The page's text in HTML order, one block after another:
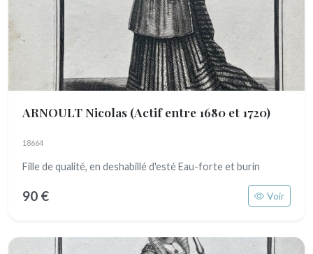
ARNOULT Nicolas (Actif entre 1680 et 1720)
18664
Fille de qualité, en deshabillé d'esté Eau-forte et burin
90 € Voir